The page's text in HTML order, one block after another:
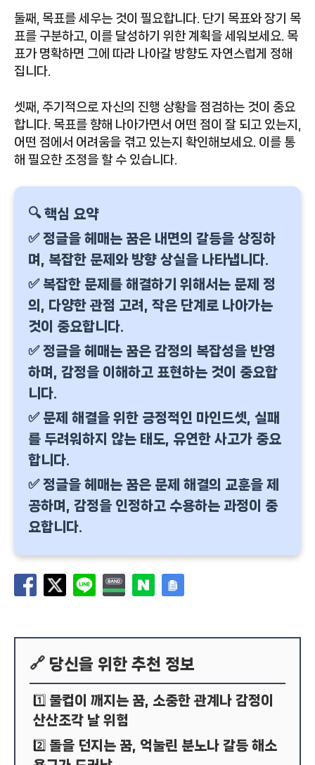
둘째, 목표를 세우는 것이 필요합니다. 단기 목표와 장기 목
표를 구분하고, 이를 달성하기 위한 계획을 세워보세요. 목
표가 명확하면 그에 따라 나아갈 방향도 자연스럽게 정해
집니다.
셋째, 주기적으로 자신의 진행 상황을 점검하는 것이 중요
합니다. 목표를 향해 나아가면서 어떤 점이 잘 되고 있는지,
어떤 점에서 어려움을 겪고 있는지 확인해보세요. 이를 통
해 필요한 조정을 할 수 있습니다.
🔍 핵심 요약
✅ 정글을 헤매는 꿈은 내면의 갈등을 상징하
며, 복잡한 문제와 방향 상실을 나타냅니다.
✅ 복잡한 문제를 해결하기 위해서는 문제 정
의, 다양한 관점 고려, 작은 단계로 나아가는
것이 중요합니다.
✅ 정글을 헤매는 꿈은 감정의 복잡성을 반영
하며, 감정을 이해하고 표현하는 것이 중요합
니다.
✅ 문제 해결을 위한 긍정적인 마인드셋, 실패
를 두려워하지 않는 태도, 유연한 사고가 중요
합니다.
✅ 정글을 헤매는 꿈은 문제 해결의 교훈을 제
공하며, 감정을 인정하고 수용하는 과정이 중
요합니다.
🔗 당신을 위한 추천 정보
1️⃣ 물컵이 깨지는 꿈, 소중한 관계나 감정이
산산조각 날 위험
2️⃣ 돌을 던지는 꿈, 억눌린 분노나 갈등 해소